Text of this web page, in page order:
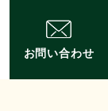
お問い合わせ